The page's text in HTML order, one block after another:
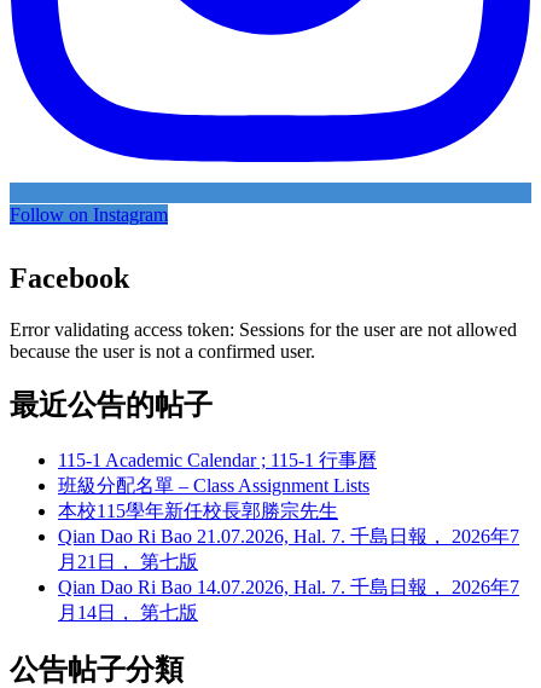
Follow on Instagram
Facebook
Error validating access token: Sessions for the user are not allowed
because the user is not a confirmed user.
最近公告的帖子
115-1 Academic Calendar ; 115-1 行事曆
班級分配名單 – Class Assignment Lists
本校115學年新任校長郭勝宗先生
Qian Dao Ri Bao 21.07.2026, Hal. 7. 千島日報， 2026年7
月21日， 第七版
Qian Dao Ri Bao 14.07.2026, Hal. 7. 千島日報， 2026年7
月14日， 第七版
公告帖子分類